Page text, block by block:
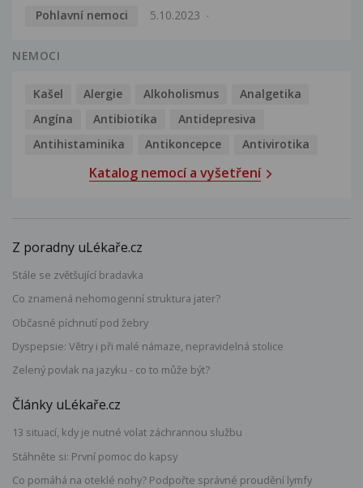
Pohlavní nemoci
5.10.2023
NEMOCI
Kašel Alergie Alkoholismus
Analgetika
Angína
Antibiotika
Antidepresiva
Antihistaminika
Antikoncepce Antivirotika
Katalog nemocí a vyšetření
Z poradny uLékaře.cz
Stále se zvětšující bradavka
Co znamená nehomogenní struktura jater?
Občasné píchnutí pod žebry
Dyspepsie: Větry i při malé námaze, nepravidelná stolice
Zelený povlak na jazyku - co to může být?
Články uLékaře.cz
13 situací, kdy je nutné volat záchrannou službu
Stáhněte si: První pomoc do kapsy
Co pomáhá na oteklé nohy? Podpořte správné proudění lymfy